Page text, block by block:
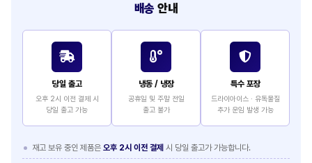
배송 안내
당일 출고
오후 2시 이전 결제 시
당일 출고 가능
냉동 / 냉장
공휴일 및 주말 전일
출고 불가
특수 포장
드라이아이스 · 유독물질
추가 운임 발생 가능
재고 보유 중인 제품은 오후 2시 이전 결제 시 당일 출고가 가능합니다.